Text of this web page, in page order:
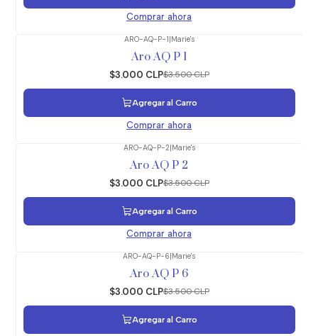
Comprar ahora
ARO-AQ-P-1|Marie's
Aro AQ P 1
$3.000 CLP$3.500 CLP
Agregar al Carro
Comprar ahora
ARO-AQ-P-2| Marie's
Aro AQ P 2
$3.000 CLP$3.500 CLP
Agregar al Carro
Comprar ahora
ARO-AQ-P-6 Marie's
Aro AQ P 6
$3.000 CLP$3.500 CLP
Agregar al Carro